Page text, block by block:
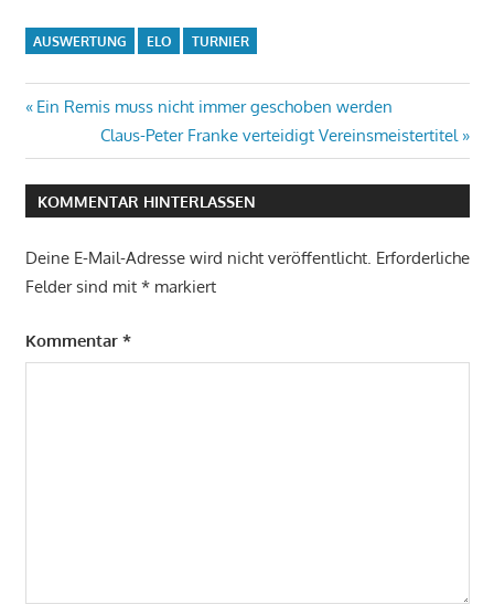
AUSWERTUNG ELO TURNIER
Beitragsnavigation
Vorheriger
Ein Remis muss nicht immer geschoben werden
Nächster
Beitrag:
Claus-Peter Franke verteidigt Vereinsmeistertitel
KOMMENTAR HINTERLASSEN
Deine E-Mail-Adresse wird nicht veröffentlicht. Erforderliche
Felder sind mit *markiert
Kommentar *